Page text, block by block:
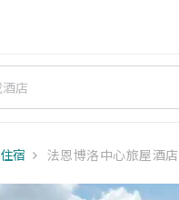
住宿 法恩博洛中心旅屋酒店